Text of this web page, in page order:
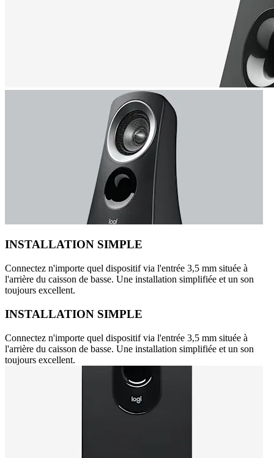
INSTALLATION SIMPLE
Connectez n'importe quel dispositif via l'entrée 3,5 mm située à
l'arrière du caisson de basse. Une installation simplifiée et un son
toujours excellent.
INSTALLATION SIMPLE
Connectez n'importe quel dispositif via l'entrée 3,5 mm située à
l'arrière du caisson de basse. Une installation simplifiée et un son
toujours excellent.